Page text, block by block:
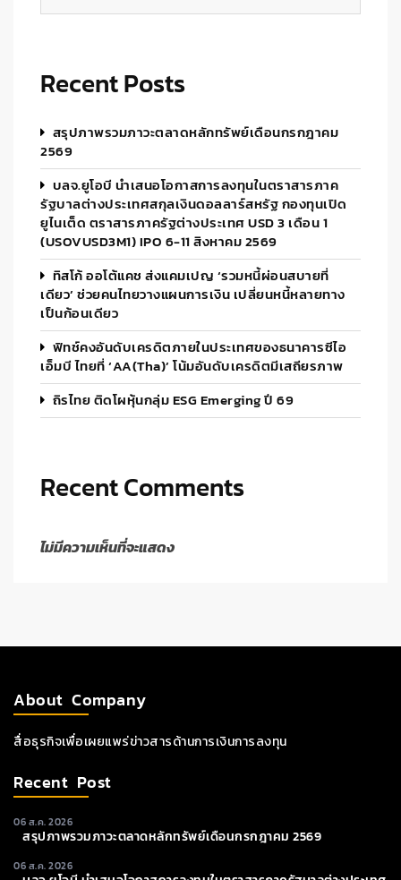
Recent Posts
สรุปภาพรวมภาวะตลาดหลักทรัพย์เดือนกรกฎาคม
2569
บลจ.ยูโอบี นำเสนอโอกาสการลงทุนในตราสารภาค
รัฐบาลต่างประเทศสกุลเงินดอลลาร์สหรัฐ กองทุนเปิด
ยูไนเต็ด ตราสารภาครัฐต่างประเทศ USD 3 เดือน 1
(USOVUSD3M1) IPO 6-11 สิงหาคม 2569
ทิสโก้ ออโต้แคช ส่งแคมเปญ ‘รวมหนี้ผ่อนสบายที่
เดียว’ ช่วยคนไทยวางแผนการเงิน เปลี่ยนหนี้หลายทาง
เป็นก้อนเดียว
ฟิทช์คงอันดับเครดิตภายในประเทศของธนาคารซีไอ
เอ็มบี ไทยที่ ‘AA(tha)’ โน้มอันดับเครดิตมีเสถียรภาพ
ถิรไทย ติดโผหุ้นกลุ่ม ESG Emerging ปี 69
Recent Comments
ไม่มีความเห็นที่จะแสดง
About Company
สื่อธุรกิจเพื่อเผยแพร่ข่าวสารด้านการเงินการลงทุน
Recent Post
06 ส.ค. 2026
สรุปภาพรวมภาวะตลาดหลักทรัพย์เดือนกรกฎาคม 2569
06 ส.ค. 2026